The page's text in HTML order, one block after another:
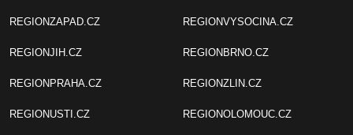
REGIONZAPAD.CZ
REGIONJIH.CZ
REGIONPRAHA.CZ
REGIONUSTI.CZ
REGIONVYSOCINA.CZ
REGIONBRNO.CZ
REGIONZLIN.CZ
REGIONOLOMOUC.CZ